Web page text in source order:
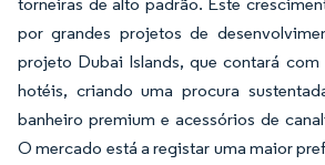
por grandes projetos de
projeto Dubai Islands, que contará com
hotéis, criando uma procura
banheiro premium e acessórios de
O mercado está a registar uma maior